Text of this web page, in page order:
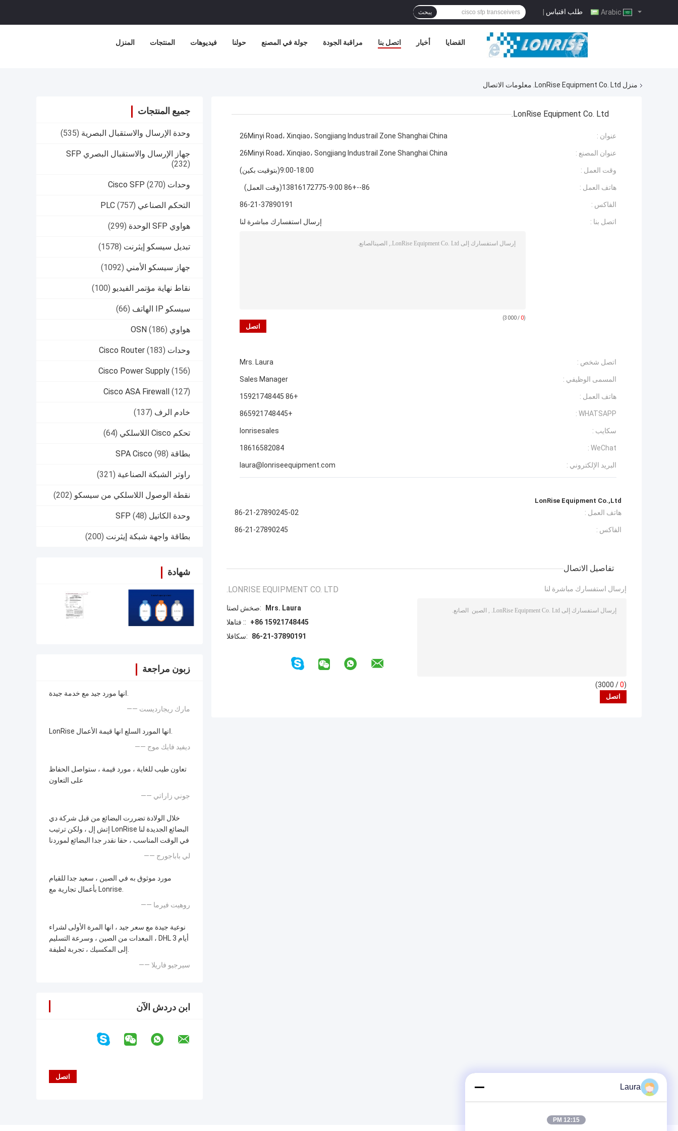
طلب اقتباس | يبحث
المنزل المنتجات فيديوهات حولنا جولة في المصنع مراقبة الجودة اتصل بنا أخبار القضايا
منزل LonRise Equipment Co. Ltd. معلومات الاتصال
جميع المنتجات
وحدة الإرسال والاستقبال البصرية (535)
جهاز الإرسال والاستقبال البصري SFP
(232)
وحدات Cisco SFP (270)
التحكم الصناعي PLC (757)
هواوي SFP الوحدة (299)
تبديل سيسكو إيثرنت (1578)
جهاز سيسكو الأمني (1092)
نقاط نهاية مؤتمر الفيديو (100)
سيسكو IP الهاتف (66)
هواوي OSN (186)
وحدات Cisco Router (183)
Cisco Power Supply (156)
Cisco ASA Firewall (127)
خادم الرف (137)
تحكم Cisco اللاسلكي (64)
بطاقة SPA Cisco (98)
راوتر الشبكة الصناعية (321)
نقطة الوصول اللاسلكي من سيسكو (202)
وحدة الكاتيل SFP (48)
بطاقة واجهة شبكة إيثرنت (200)
شهادة
زبون مراجعة
انها مورد جيد مع خدمة جيدة.
—— مارك ريجارديست
LonRise انها المورد السلع انها قيمة الأعمال.
—— ديفيد فايك موج
تعاون طيب للغاية ، مورد قيمة ، ستواصل الحفاظ
على التعاون
—— جوني زاراتي
خلال الولادة تضررت البضائع من قبل شركة دي
إتش إل ، ولكن ترتيب LonRise البضائع الجديدة لنا
في الوقت المناسب ، حقا نقدر جدا البضائع لموردنا
—— لي باباجورج
مورد موثوق به في الصين ، سعيد جدا للقيام
بأعمال تجارية مع Lonrise.
—— روهيت فيرما
نوعية جيدة مع سعر جيد ، انها المرة الأولى لشراء
المعدات من الصين ، وسرعة التسليم ، DHL 3 أيام
إلى المكسيك ، تجربة لطيفة.
—— سيرجيو فاريلا
ابن دردش الآن
LonRise Equipment Co. Ltd.
عنوان : 26Minyi Road، Xinqiao، Songjiang Industrail Zone Shanghai China
عنوان المصنع : 26Minyi Road، Xinqiao، Songjiang Industrail Zone Shanghai China
وقت العمل : 9:00-18:00(بتوقيت بكين)
هاتف العمل : 86--+86 13816172775-9:00(وقت العمل)
الفاكس : 86-21-37890191
اتصل بنا : إرسال استفسارك مباشرة لنا
(
0
/ 3000)
اتصل شخص : Mrs. Laura
المسمى الوظيفي : Sales Manager
هاتف العمل : +86 15921748445
WHATSAPP :
+865921748445
سكايب : lonrisesales
WeChat :
18616582084
البريد الإلكتروني : laura@lonriseequipment.com
LonRise Equipment Co.,Ltd
هاتف العمل : 86-21-27890245-02
الفاكس : 86-21-27890245
تفاصيل الاتصال
LONRISE EQUIPMENT CO. LTD.
اتصل شخص:
Mrs. Laura
الهاتف ::
+86 15921748445
الفاكس:
86-21-37890191
إرسال استفسارك مباشرة لنا
(
0
/ 3000)
Laura
12:15 PM